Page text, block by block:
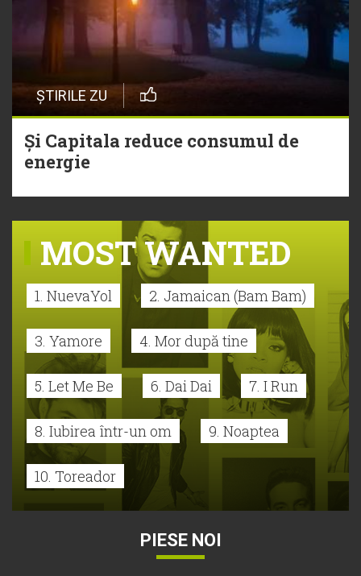
ȘTIRILE ZU
Și Capitala reduce consumul de
energie
MOST WANTED
1. NuevaYol 2. Jamaican (Bam Bam)
3. Yamore 4. Mor după tine
5. Let Me Be 6. Dai Dai 7. I Run
8. Iubirea într-un om 9. Noaptea
10. Toreador
PIESE NOI